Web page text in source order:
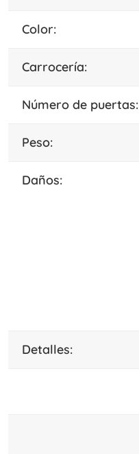
color:
carrocería:
número de puertas:
peso:
daños:
detalles: